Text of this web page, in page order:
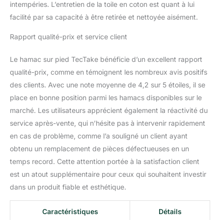
rapide et simple, vous
laissant plus de temps
moins de temps à vous
ENTRETIEN AISÉ,
DURABILITÉ ASSURÉE:
Conçu avec un bois très
robuste et facile à
entretenir, notre hamac
exterieur promet de
résister aux caprices de
la météo tout en
élégance. Que vous
choisissiez de l'installer
près de la piscine, sur
une terrasse ou dans un
reste impeccable saison
intempéries. L’entretien de la toile en coton est quant à lui
facilité par sa capacité à être retirée et nettoyée aisément.
Rapport qualité-prix et service client
Le hamac sur pied TecTake bénéficie d’un excellent rapport
qualité-prix, comme en témoignent les nombreux avis positifs
des clients. Avec une note moyenne de 4,2 sur 5 étoiles, il se
place en bonne position parmi les hamacs disponibles sur le
marché. Les utilisateurs apprécient également la réactivité du
service après-vente, qui n’hésite pas à intervenir rapidement
en cas de problème, comme l’a souligné un client ayant
obtenu un remplacement de pièces défectueuses en un
temps record. Cette attention portée à la satisfaction client
est un atout supplémentaire pour ceux qui souhaitent investir
dans un produit fiable et esthétique.
Caractéristiques Détails